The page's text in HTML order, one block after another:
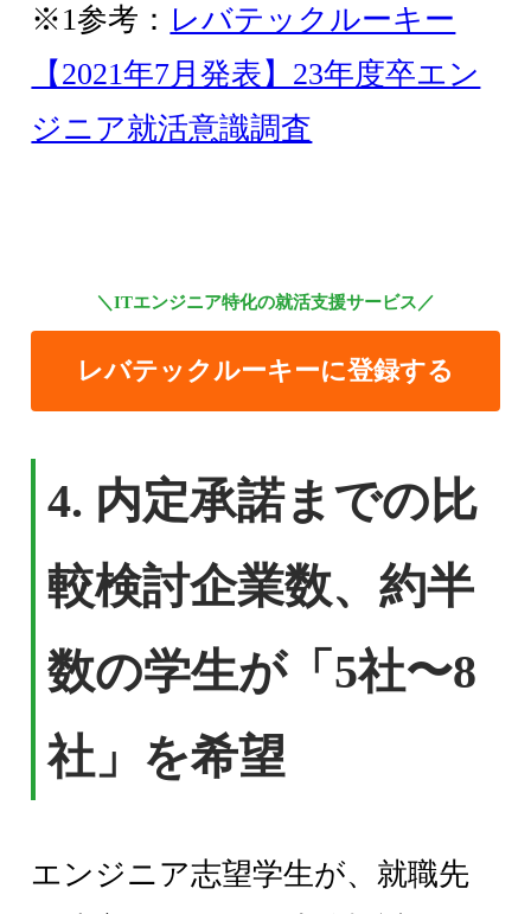
※1参考： レバテックルーキー
【2021年7月発表】23年度卒エン
ジニア就活意識調査
＼ITエンジニア特化の就活支援サービス／
レバテックルーキーに登録する
4. 内定承諾までの比
較検討企業数、約半
数の学生が「5社〜8
社」を希望
エンジニア志望学生が、就職先